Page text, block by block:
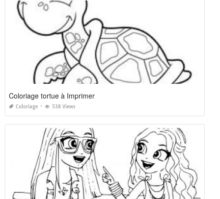
Coloriage tortue à Imprimer
Coloriage 538 Views